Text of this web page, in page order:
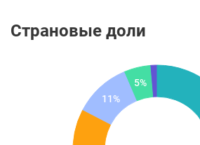
Страновые доли
5%
11%